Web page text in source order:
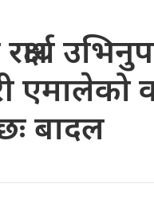
एमालेको
बादल